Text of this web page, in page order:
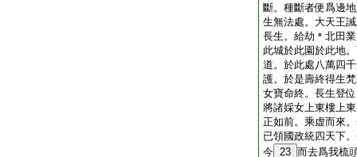
斷。種斷者便爲邊
生無法處。大天王
長生。給劫＊北田
此城於此園於此地
道。於此處八萬四
護。於是壽終得生
女寶命終。長生登
將諸婇女上東樓上
正如前。乘虚而來
已領國政統四天下
今 23 而去爲我梳